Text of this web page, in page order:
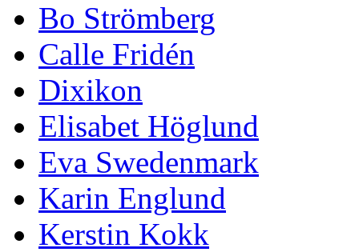
Bo Strömberg
Calle Fridén
Dixikon
Elisabet Höglund
Eva Swedenmark
Karin Englund
Kerstin Kokk